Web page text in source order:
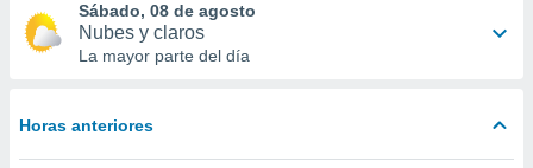
y
digital
Sábado, 08 de agosto
Nubes y claros
La mayor parte del día
Horas anteriores